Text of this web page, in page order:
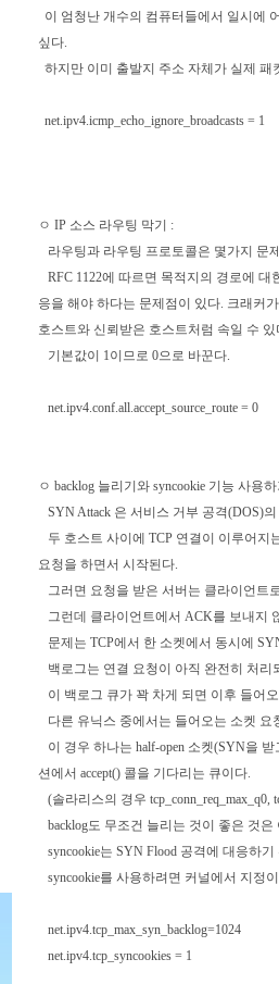
이 엄청난 개수의 컴퓨터들에서 일시에
싶다.
하지만 이미 출발지 주소 자체가 실제
net.ipv4.icmp_echo_ignore_broadcasts = 1
ㅇ IP 소스 라우팅 막기 :
라우팅과 라우팅 프로토콜은 몇가지 문
RFC 1122에 따르면 목적지의 경로에
응을 해야 하다는 문제점이 있다. 크래커
호스트와 신뢰받은 호스트처럼 속일 수 있
기본값이 1이므로 0으로 바꾼다.
net.ipv4.conf.all.accept_source_route = 0
ㅇ backlog 늘리기와 syncookie 기능 사용
SYN Attack 은 서비스 거부 공격(DOS)
두 호스트 사이에 TCP 연결이 이루어지
요청을 하면서 시작된다.
그러면 요청을 받은 서버는 클라이언트
그런데 클라이언트에서 ACK를 보내지
문제는 TCP에서 한 소켓에서 동시에
백로그는 연결 요청이 아직 완전히 처리
이 백로그 큐가 꽉 차게 되면 이후 들어
다른 유닉스 중에서는 들어오는 소켓 요
이 경우 하나는 half-open 소켓(SYN을
션에서 accept() 콜을 기다리는 큐이다.
(솔라리스의 경우 tcp_conn_req_max_q0,
backlog도 무조건 늘리는 것이 좋은 것
syncookie는 SYN Flood 공격에 대응하
syncookie를 사용하려면 커널에서 지정
net.ipv4.tcp_max_syn_backlog=1024
net.ipv4.tcp_syncookies = 1